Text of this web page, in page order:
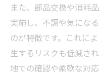
車屋が提供す
急なトラブルにも
車屋の修理
車検切れやト
また、部品交換や消耗
実施し、不調や気にな
のが特徴です。これに
生するリスクも低減さ
地での確認や柔軟な対